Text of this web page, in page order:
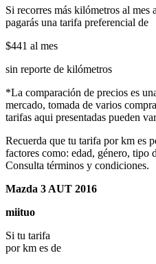
Si recorres más kilómetros al mes
pagarás una tarifa preferencial de
$441 al mes
sin reporte de kilómetros
*La comparación de precios es
mercado, tomada de varios
tarifas aqui presentadas pueden
Recuerda que tu tarifa por km es
factores como: edad, género, tipo
Consulta términos y condiciones.
Mazda 3 AUT 2016
miituo
Si tu tarifa
por km es de